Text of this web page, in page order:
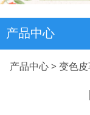
产品中心
EL175
产品中心>变色